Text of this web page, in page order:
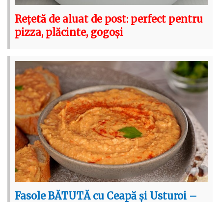
Rețetă de aluat de post: perfect pentru
pizza, plăcinte, gogoși
Fasole BĂTUTĂ cu Ceapă și Usturoi –